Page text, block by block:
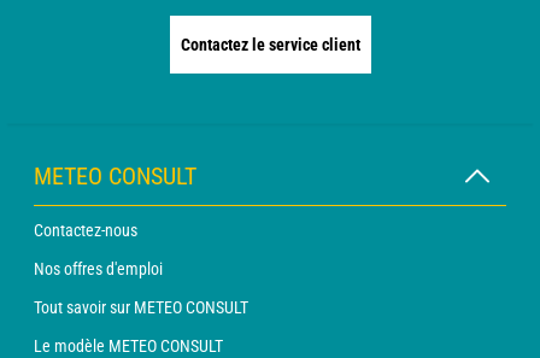
Contactez le service client
METEO CONSULT
Contactez-nous
Nos offres d'emploi
Tout savoir sur METEO CONSULT
Le modèle METEO CONSULT